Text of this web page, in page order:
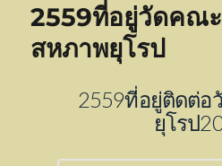
2559ที่อยู่วัดคณ
สหภาพยุโรป
2559ที่อยู่ติดต่อ
ยุโรป